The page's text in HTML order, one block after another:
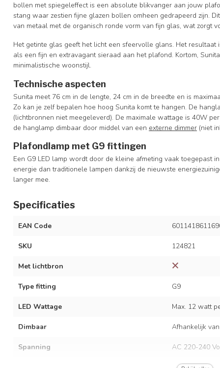
bollen met spiegeleffect is een absolute blikvanger aan jouw
stang waar zestien fijne glazen bollen omheen gedrapeerd zijn.
van metaal met de organisch ronde vorm van fijn glas, wat zorgt
Het getinte glas geeft het licht een sfeervolle glans. Het
als een fijn en extravagant sieraad aan het plafond. Kortom,
minimalistische woonstijl.
Technische aspecten
Sunita meet 76 cm in de lengte, 24 cm in de breedte en is
Zo kan je zelf bepalen hoe hoog Sunita komt te hangen. De
(lichtbronnen niet meegeleverd). De maximale wattage is 40W
de hanglamp dimbaar door middel van een externe dimmer (niet
Plafondlamp met G9 fittingen
Een G9 LED lamp wordt door de kleine afmeting vaak toegepast
energie dan traditionele lampen dankzij de nieuwste
langer mee.
Specificaties
EAN Code
SKU 124821
Met lichtbron
Type fitting G9
LED Wattage Max. 12 watt
Dimbaar Afhankelijk
Spanning AC 220-240